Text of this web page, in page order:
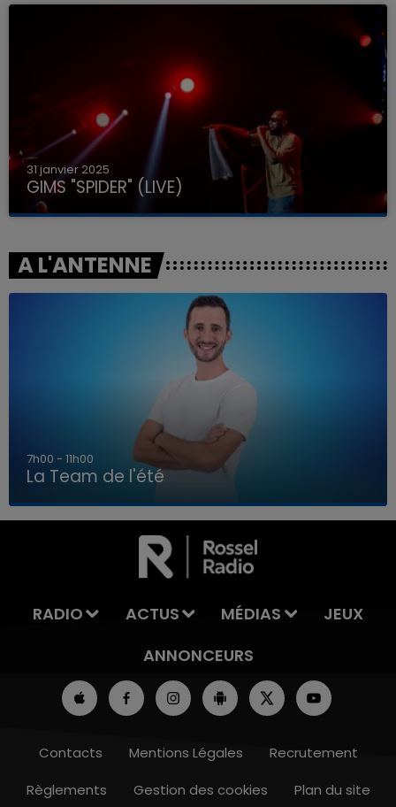
LA TEAM DE L'ÉTÉ
31 janvier 2025
GIMS "SPIDER" (LIVE)
A L'ANTENNE
7h00 - 11h00
La Team de l'été
RADIO ACTUS MÉDIAS
JEUX
ANNONCEURS
Contacts Mentions Légales
Recrutement
Règlements
Gestion des cookies Plan du site